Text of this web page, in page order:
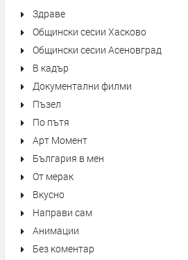
Здраве
Общински сесии Хасково
Общински сесии Асеновград
В кадър
Документални филми
Пъзел
По пътя
Арт Момент
България в мен
От мерак
Вкусно
Направи сам
Анимации
Без коментар